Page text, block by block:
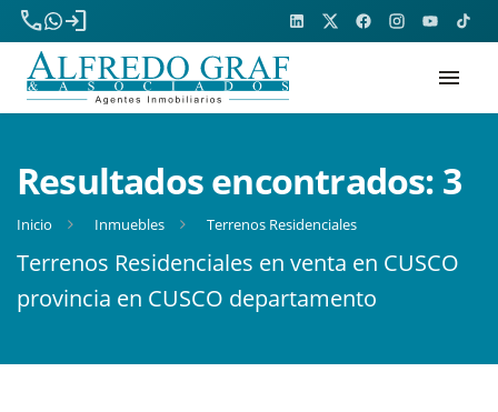
phone
login
menu
Resultados encontrados: 3
Inicio Inmuebles Terrenos Residenciales
Terrenos Residenciales en venta en CUSCO
provincia en CUSCO departamento